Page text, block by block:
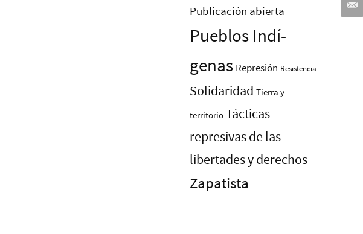
Publicación abierta
Pueblos Indí­
genas Represión Resistencia
Solidaridad Tierra y
territorio Tácticas
represivas de las
libertades y derechos
Zapatista